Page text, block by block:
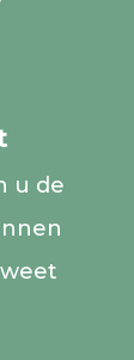
u de